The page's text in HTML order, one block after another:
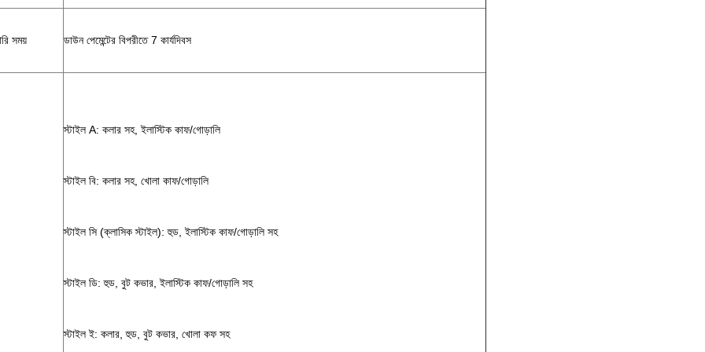
সময় ডাউন পেমেন্টের বিপরীতে 7 কার্যদিবস
স্টাইল A: কলার সহ, ইলাস্টিক কাফ/গোড়ালি
স্টাইল বি: কলার সহ, খোলা কাফ/গোড়ালি
স্টাইল সি (ক্লাসিক স্টাইল): হুড, ইলাস্টিক কাফ/গোড়ালি সহ
স্টাইল ডি: হুড, বুট কভার, ইলাস্টিক কাফ/গোড়ালি সহ
স্টাইল ই: কলার, হুড, বুট কভার, খোলা কফ সহ